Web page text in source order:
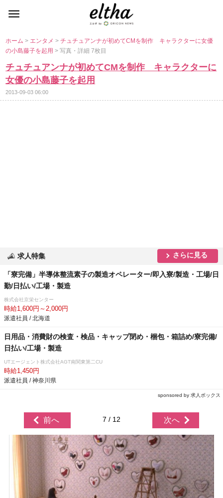
ホーム> エンタメ>チュチュアンナが初めてCMを制作 キャラクターに女優
の小島藤子を起用> 写真・詳細 7枚目
チュチュアンナが初めてCMを制作 キャラクターに
女優の小島藤子を起用
2013-09-03 06:00
求人特集 さらに見る
「寮完備」半導体整流素子の製造オペレーター/即入寮/製造・工場/日
勤/日払い/工場・製造
株式会社京栄センター
時給1,600円～2,000円
派遣社員 / 北海道
日用品・消費財の検査・検品・キャップ閉め・梱包・箱詰め/寮完備/
日払い/工場・製造
UTエージェント株式会社AGT南関東第二CU
時給1,450円
派遣社員 / 神奈川県
sponsored by 求人ボックス
前へ 7 / 12 次へ